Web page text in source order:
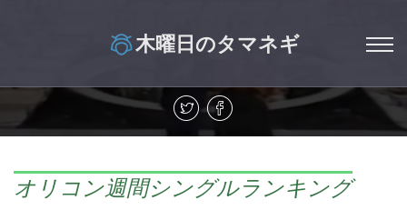
木曜日のタマネギ
オリコン週間シングルランキング